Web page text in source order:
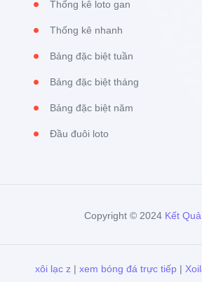
Thống kê loto gan
Thống kê nhanh
Bảng đặc biệt tuần
Bảng đặc biệt tháng
Bảng đặc biệt năm
Đầu đuôi loto
Copyright © 2024 Kết
xôi lạc z | xem bóng đá trực tiếp |